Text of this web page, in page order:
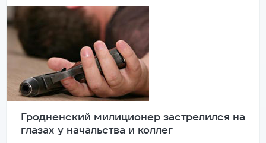
Гродненский милиционер застрелился на
глазах у начальства и коллег